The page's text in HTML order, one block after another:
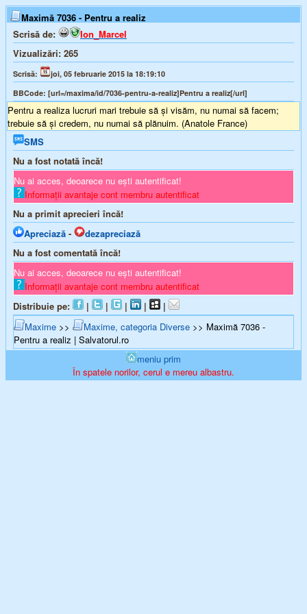
Maximă 7036 - Pentru a realiz
Scrisă de:
Ion_Marcel
Vizualizări: 265
Scrisă:
joi, 05 februarie 2015 la 18:19:10
BBCode: [url=/maxima/id/7036-pentru-a-realiz]Pentru a realiz[/url]
Pentru a realiza lucruri mari trebuie să şi visăm, nu numai să facem;
trebuie să şi credem, nu numai să plănuim. (Anatole France)
SMS
Nu a fost notată încă!
Nu ai acces, deoarece nu ești autentificat!
Informații avantaje cont membru autentificat
Nu a primit aprecieri încă!
Apreciază -
dezapreciază
Nu a fost comentată încă!
Nu ai acces, deoarece nu ești autentificat!
Informații avantaje cont membru autentificat
Distribuie pe:
| | | |
|
Maxime >> Maxime, categoria Diverse >> Maximă 7036 -
Pentru a realiz | Salvatorul.ro
meniu prim
În spatele norilor, cerul e mereu albastru.